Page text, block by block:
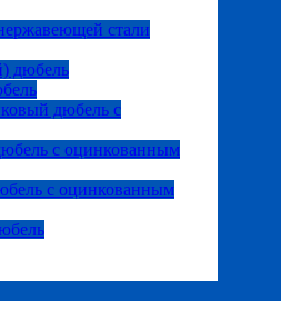
стали
дюбель
дюбель с
с оцинкованным
с оцинкованным